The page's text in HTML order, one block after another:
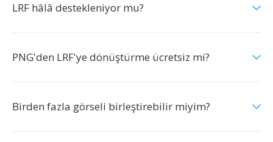
LRF hâlâ destekleniyor mu?
PNG'den LRF'ye dönüştürme ücretsiz mi?
Birden fazla görseli birleştirebilir miyim?